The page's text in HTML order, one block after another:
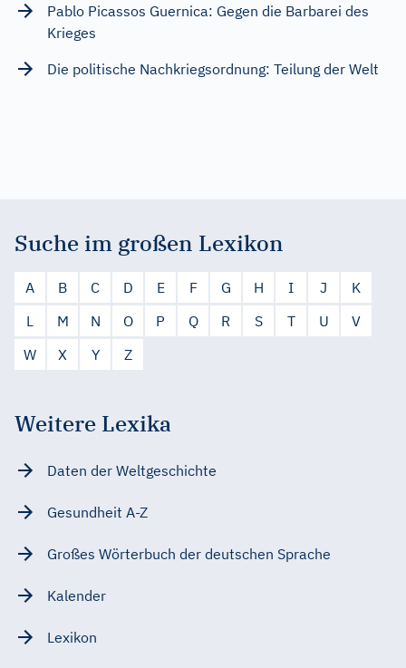
Pablo Picassos Guernica: Gegen die Barbarei des
Krieges
Die politische Nachkriegsordnung: Teilung der Welt
Suche im großen Lexikon
A B C D E F G H I J
K
L
M N O P Q R S T U
V
W
X Y Z
Weitere Lexika
Daten der Weltgeschichte
Gesundheit A-Z
Großes Wörterbuch der deutschen Sprache
Kalender
Lexikon